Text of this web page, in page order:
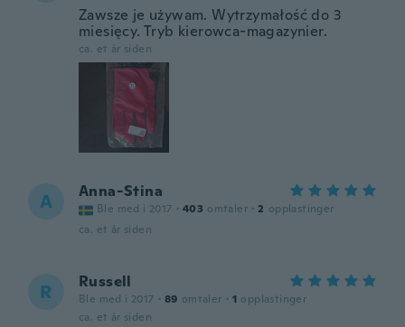
Zawsze je używam. Wytrzymałość do 3
miesięcy. Tryb kierowca-magazynier.
ca. et år siden
A Anna-Stina
Ble med i 2017 · 403 omtaler · 2 opplastinger
ca. et år siden
R Russell
Ble med i 2017 · 89 omtaler · 1 opplastinger
ca. et år siden